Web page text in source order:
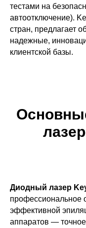
тестами на
автоотключение).
стран, предлагает
надежные,
клиентской базы.
Диодный лазер
профессиональное
эффективной
аппаратов —